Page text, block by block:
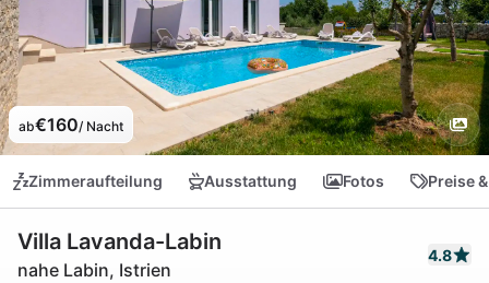
ab€160/ Nacht
Zimmeraufteilung Ausstattung Fotos Preise
Villa Lavanda-Labin
nahe Labin, Istrien
4.8